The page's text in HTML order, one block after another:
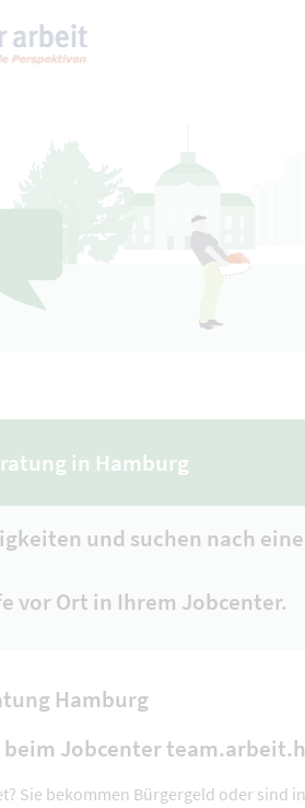
Hamburg
in Hamburg
und suchen nach
vor Ort in Ihrem Jobcenter.
Hamburg
Jobcenter
Sie bekommen Bürgergeld oder sind